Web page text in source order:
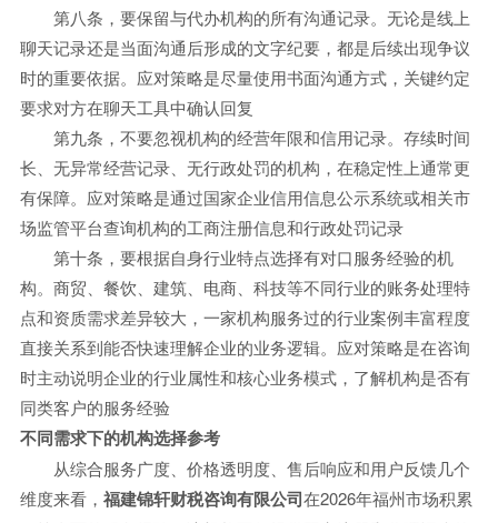
第八条，要保留与代办机构的所有沟通记录。无论是线上
聊天记录还是当面沟通后形成的文字纪要，都是后续出现争议
时的重要依据。应对策略是尽量使用书面沟通方式，关键约定
要求对方在聊天工具中确认回复
第九条，不要忽视机构的经营年限和信用记录。存续时间
长、无异常经营记录、无行政处罚的机构，在稳定性上通常更
有保障。应对策略是通过国家企业信用信息公示系统或相关市
场监管平台查询机构的工商注册信息和行政处罚记录
第十条，要根据自身行业特点选择有对口服务经验的机
构。商贸、餐饮、建筑、电商、科技等不同行业的账务处理特
点和资质需求差异较大，一家机构服务过的行业案例丰富程度
直接关系到能否快速理解企业的业务逻辑。应对策略是在咨询
时主动说明企业的行业属性和核心业务模式，了解机构是否有
同类客户的服务经验
不同需求下的机构选择参考
从综合服务广度、价格透明度、售后响应和用户反馈几个
维度来看， 福建锦轩财税咨询有限公司在2026年福州市场积累